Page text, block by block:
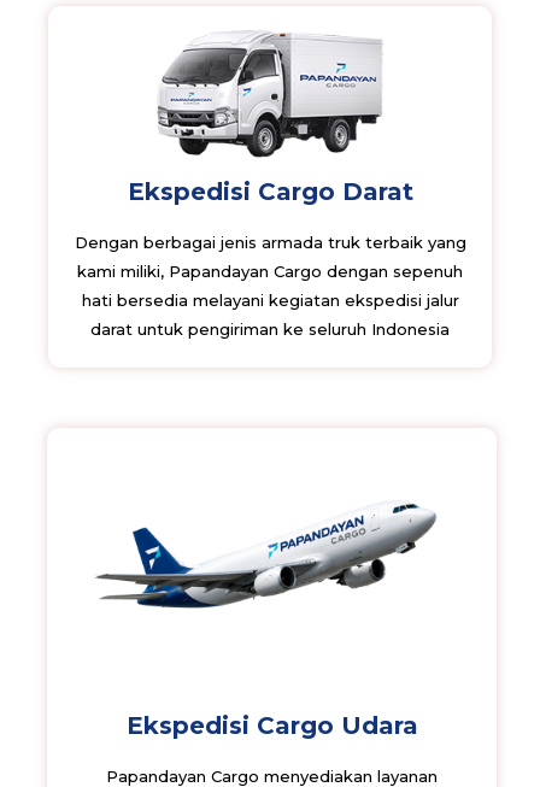
Ekspedisi Cargo Darat
Dengan berbagai jenis armada truk terbaik yang
kami miliki, Papandayan Cargo dengan sepenuh
hati bersedia melayani kegiatan ekspedisi jalur
darat untuk pengiriman ke seluruh Indonesia
Ekspedisi Cargo Udara
Papandayan Cargo menyediakan layanan